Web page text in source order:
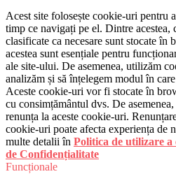
Acest site folosește cookie-uri pentru
timp ce navigați pe el. Dintre acestea,
clasificate ca necesare sunt stocate în
acestea sunt esențiale pentru
ale site-ului. De asemenea, utilizăm
analizăm și să înțelegem modul în
Aceste cookie-uri vor fi stocate în
cu consimțământul dvs. De
renunța la aceste cookie-uri.
cookie-uri poate afecta experiența de
multe detalii în Politica de utilizare
de Confidențialitate
Funcționale